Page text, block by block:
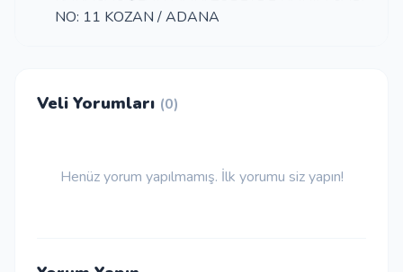
NO: 11 KOZAN / ADANA
Veli Yorumları (0)
Henüz yorum yapılmamış. İlk yorumu siz yapın!